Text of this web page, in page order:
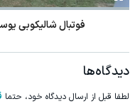
فوتبال شالیکوبی
دیدگاه‌ها
لطفا قبل از ارسال دیدگاه خود، حتما